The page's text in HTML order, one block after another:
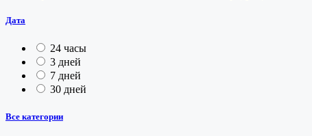
Дата
24 часы
3 дней
7 дней
30 дней
Все категории